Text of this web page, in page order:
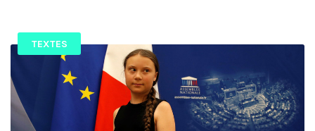
TEXTES